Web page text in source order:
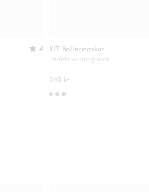
4
XIT, Ballerinaskor
Perfekt vardagslook
249 kr